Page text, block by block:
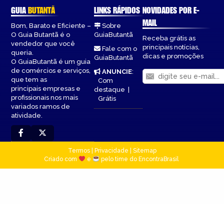
GUIABUTANTÃ
Bom, Barato e Eficiente –
O Guia Butantã é o
vendedor que você
queria.
O GuiaButantã é um guia
de comércios e serviços,
que tem as
principais empresas e
profissionais nos mais
variados ramos de
atividade.
LINKS RÁPIDOS
Sobre
GuiaButantã
Fale com o
GuiaButantã
ANUNCIE:
Com
destaque|
Grátis
NOVIDADES POR E-
MAIL
Receba grátis as
principais notícias,
dicas e promoções
Termos| Privacidade
Sitemap
Criado com
e pelo time do EncontraBrasil